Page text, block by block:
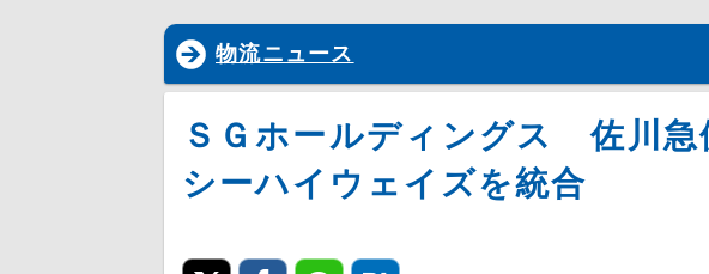
物流ニュース
ＳＧホールディングス 佐川急
シーハイウェイズを統合